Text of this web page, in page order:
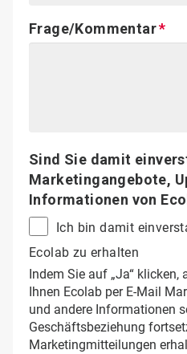
Frage/Kommentar
Sind Sie damit
Marketingangebote,
Informationen von
Ich bin damit
Ecolab zu erhalten
Indem Sie auf „Ja“ klicken,
Ihnen Ecolab per E-Mail
und andere Informationen
Geschäftsbeziehung
Marketingmitteilungen